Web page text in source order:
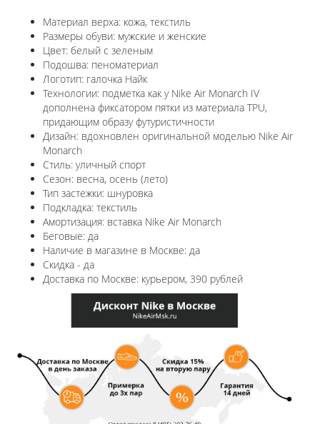
Материал верха: кожа, текстиль
Размеры обуви: мужские и женские
Цвет: белый с зеленым
Подошва: пеноматериал
Логотип: галочка Найк
Технологии: подметка как у Nike Air Monarch IV
дополнена фиксатором пятки из материала TPU,
придающим образу футуристичности
Дизайн: вдохновлен оригинальной моделью Nike Air
Monarch
Стиль: уличный спорт
Сезон: весна, осень (лето)
Тип застежки: шнуровка
Подкладка: текстиль
Амортизация: вставка Nike Air Monarch
Беговые: да
Наличие в магазине в Москве: да
Скидка - да
Доставка по Москве: курьером, 390 рублей